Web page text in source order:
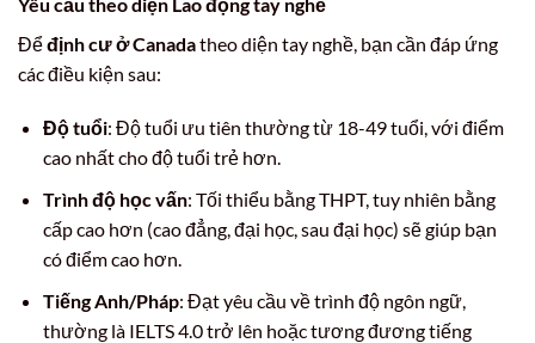
Đểđịnh cư ở Canadatheo diện tay nghề, bạn cần đáp ứng
các điều kiện sau:
Độ tuổi: Độ tuổi ưu tiên thường từ 18-49 tuổi, với điểm
cao nhất cho độ tuổi trẻ hơn.
Trình độ học vấn: Tối thiểu bằng THPT, tuy nhiên bằng
cấp cao hơn (cao đẳng, đại học, sau đại học) sẽ giúp bạn
có điểm cao hơn.
Tiếng Anh/Pháp: Đạt yêu cầu về trình độ ngôn ngữ,
thường là IELTS 4.0 trở lên hoặc tương đương tiếng